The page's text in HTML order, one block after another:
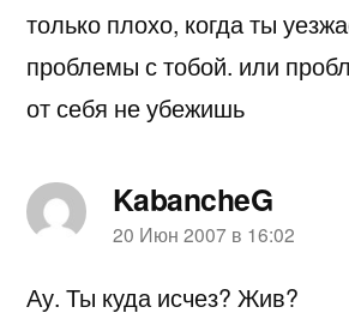
только плохо, когда ты
проблемы с тобой. или
от себя не убежишь
KabancheG
пишет:
20 Июн 2007 в 16:02
Ау. Ты куда исчез? Жив?